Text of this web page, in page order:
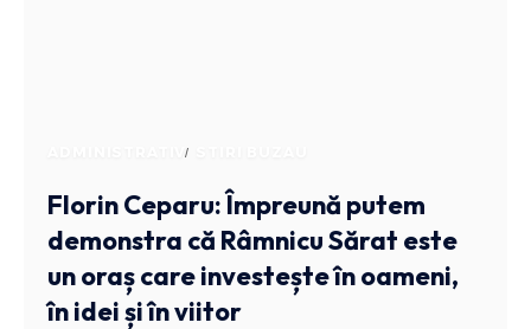
ADMINISTRATIV
Florin Ceparu: Împreună putem
demonstra că Râmnicu Sărat este
un oraș care investește în oameni,
în idei și în viitor